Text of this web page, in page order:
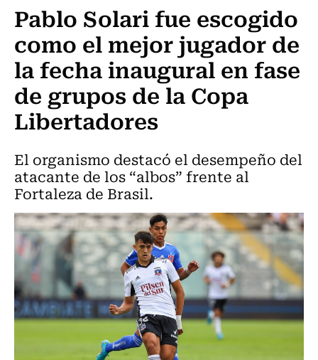
Pablo Solari fue escogido
como el mejor jugador de
la fecha inaugural en fase
de grupos de la Copa
Libertadores
El organismo destacó el desempeño del
atacante de los “albos” frente al
Fortaleza de Brasil.